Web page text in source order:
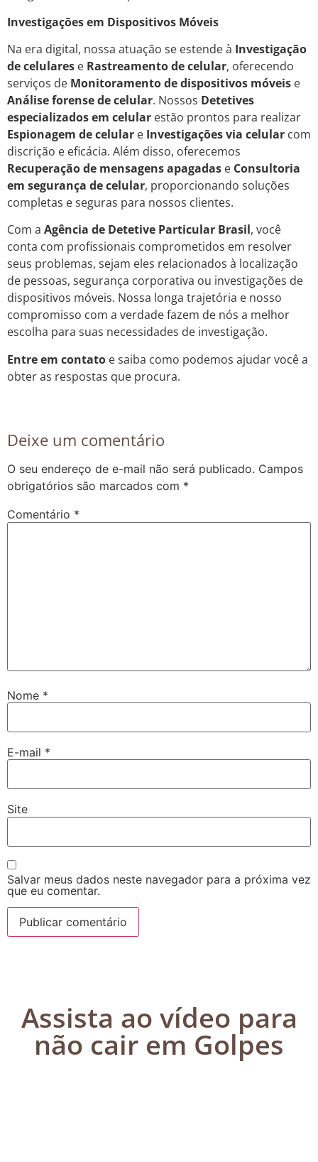
Investigações em Dispositivos Móveis
Na era digital, nossa atuação se estende à Investigação
de celulares e Rastreamento de celular, oferecendo
serviços de Monitoramento de dispositivos móveis e
Análise forense de celular. Nossos Detetives
especializados em celular estão prontos para realizar
Espionagem de celular e Investigações via celular com
discrição e eficácia. Além disso, oferecemos
Recuperação de mensagens apagadas e Consultoria
em segurança de celular, proporcionando soluções
completas e seguras para nossos clientes.
Com a Agência de Detetive Particular Brasil, você
conta com profissionais comprometidos em resolver
seus problemas, sejam eles relacionados à localização
de pessoas, segurança corporativa ou investigações de
dispositivos móveis. Nossa longa trajetória e nosso
compromisso com a verdade fazem de nós a melhor
escolha para suas necessidades de investigação.
Entre em contato e saiba como podemos ajudar você a
obter as respostas que procura.
Deixe um comentário
O seu endereço de e-mail não será publicado. Campos
obrigatórios são marcados com *
Comentário *
Nome *
E-mail *
Site
Salvar meus dados neste navegador para a próxima vez
que eu comentar.
Assista ao vídeo para
não cair em Golpes